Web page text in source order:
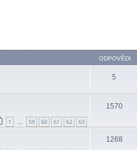
ODPOVĚDI
5
1 … 59 60 61 62 63
1570
1268